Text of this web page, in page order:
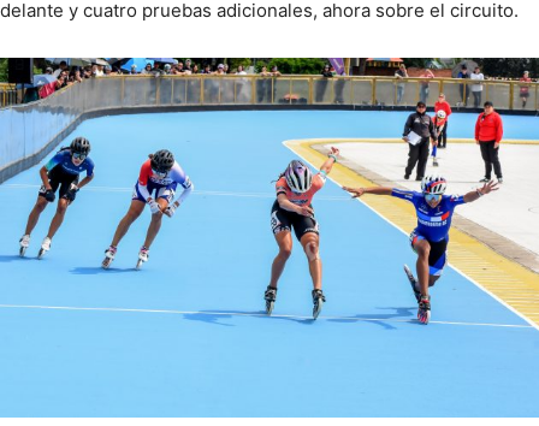
delante y cuatro pruebas adicionales, ahora sobre el circuito.